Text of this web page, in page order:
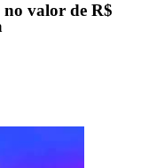
valor de R$